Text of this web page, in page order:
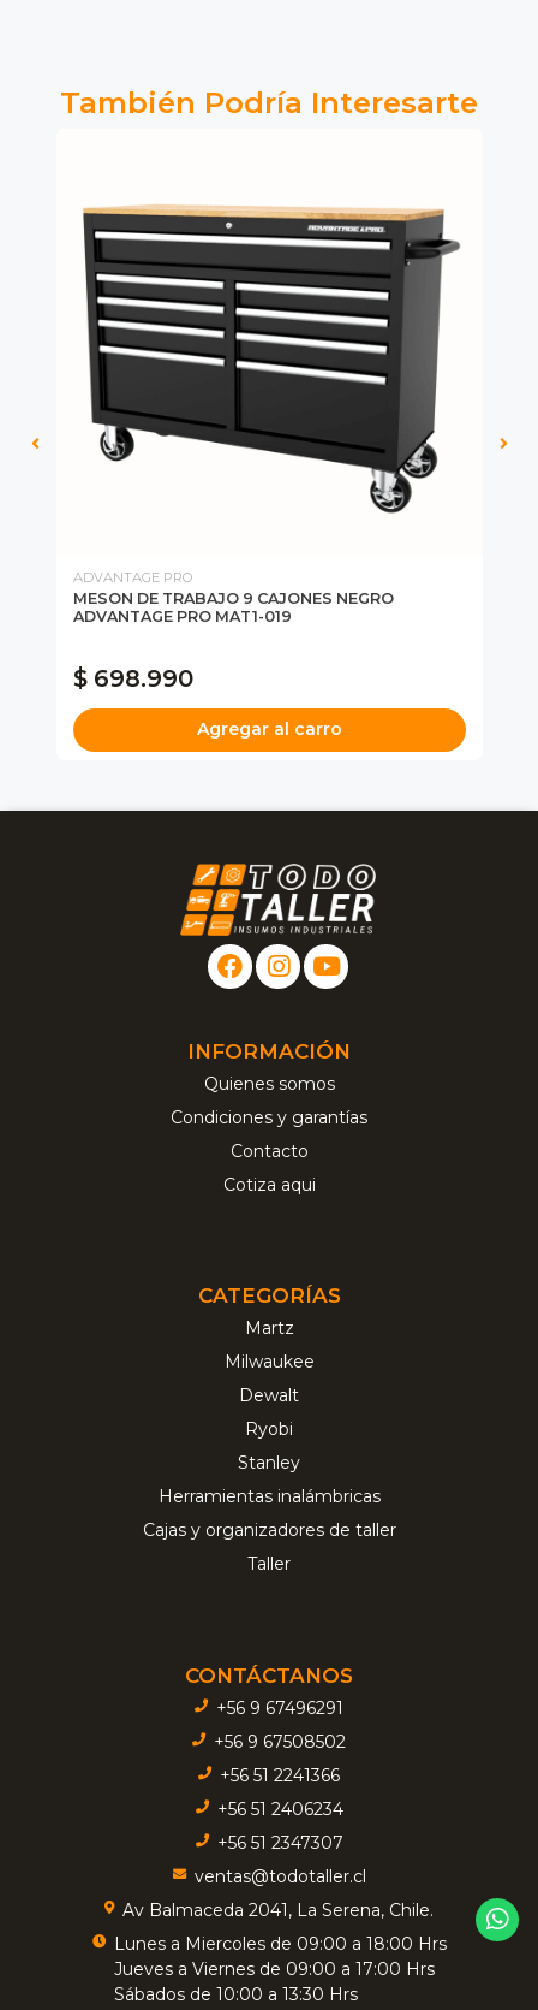
También Podría Interesarte
ADVANTAGE PRO
MESON DE TRABAJO 9 CAJONES NEGRO
ADVANTAGE PRO MAT1-019
$ 698.990
Agregar al carro
INFORMACIÓN
Quienes somos
Condiciones y garantías
Contacto
Cotiza aqui
CATEGORÍAS
Martz
Milwaukee
Dewalt
Ryobi
Stanley
Herramientas inalámbricas
Cajas y organizadores de taller
Taller
CONTÁCTANOS
+56 9 67496291
+56 9 67508502
+56 51 2241366
+56 51 2406234
+56 51 2347307
ventas@todotaller.cl
Av Balmaceda 2041, La Serena, Chile.
Lunes a Miercoles de 09:00 a 18:00 Hrs
Jueves a Viernes de 09:00 a 17:00 Hrs
Sábados de 10:00 a 13:30 Hrs